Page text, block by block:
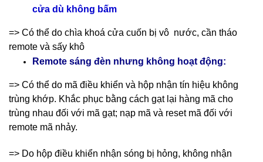
cửa dù không bấm
=> Có thể do chìa khoá cửa cuốn bị vô nước, cần tháo
remote và sấy khô
Remote sáng đèn nhưng không hoạt động:
=> Có thể do mã điều khiển và hộp nhận tín hiệu không
trùng khớp. Khắc phục bằng cách gạt lại hàng mã cho
trùng nhau đối với mã gạt; nạp mã và reset mã đối với
remote mã nhảy.
=> Do hộp điều khiển nhận sóng bị hỏng, không nhận